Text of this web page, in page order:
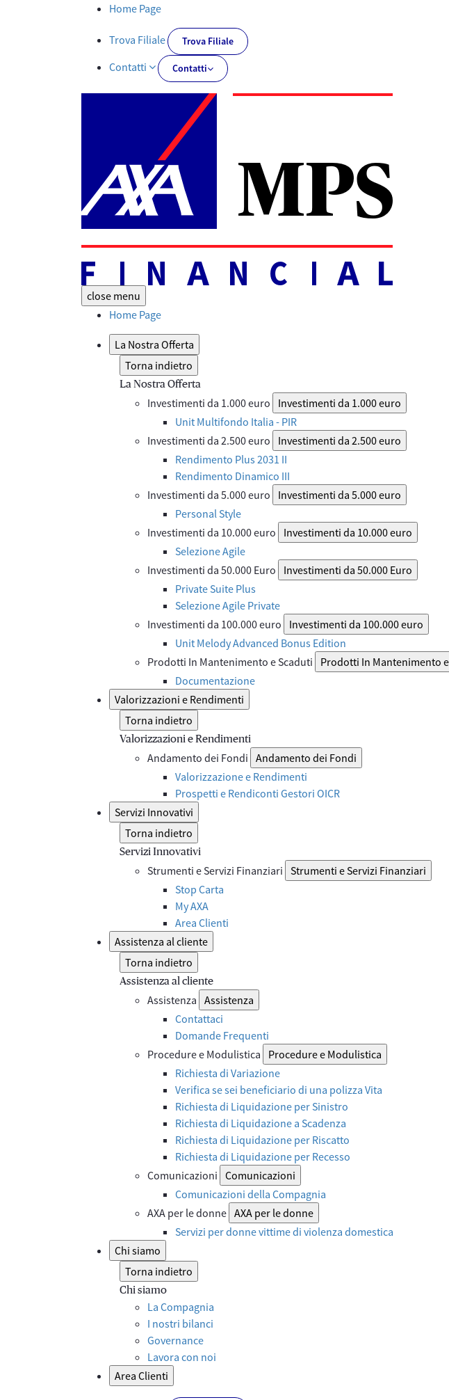
Liquidazione per riscatto polizza: procedura richiesta | AXA MPS Financial - AXA-
Home Page
Trova Filiale Trova Filiale
Contatti Contatti
close menu
Home Page
La Nostra Offerta
Torna indietro
La Nostra Offerta
Investimenti da 1.000 euro
Investimenti da 1.000 euro
Unit Multifondo Italia - PIR
Investimenti da 2.500 euro
Investimenti da 2.500 euro
Rendimento Plus 2031 II
Rendimento Dinamico III
Investimenti da 5.000 euro
Investimenti da 5.000 euro
Personal Style
Investimenti da 10.000 euro
Investimenti da 10.000 euro
Selezione Agile
Investimenti da 50.000 Euro
Investimenti da 50.000 Euro
Private Suite Plus
Selezione Agile Private
Investimenti da 100.000 euro
Investimenti da 100.000 euro
Unit Melody Advanced Bonus Edition
Prodotti In Mantenimento e Scaduti
Prodotti In Mantenimento
Documentazione
Valorizzazioni e Rendimenti
Torna indietro
Valorizzazioni e Rendimenti
Andamento dei Fondi Andamento dei Fondi
Valorizzazione e Rendimenti
Prospetti e Rendiconti Gestori OICR
Servizi Innovativi
Torna indietro
Servizi Innovativi
Strumenti e Servizi Finanziari Strumenti e Servizi Finanziari
Stop Carta
My AXA
Area Clienti
Assistenza al cliente
Torna indietro
Assistenza al cliente
Assistenza Assistenza
Contattaci
Domande Frequenti
Procedure e Modulistica
Procedure e Modulistica
Richiesta di Variazione
Verifica se sei beneficiario di una polizza Vita
Richiesta di Liquidazione per Sinistro
Richiesta di Liquidazione a Scadenza
Richiesta di Liquidazione per Riscatto
Richiesta di Liquidazione per Recesso
Comunicazioni Comunicazioni
Comunicazioni della Compagnia
AXA per le donne AXA per le donne
Servizi per donne vittime di violenza domestica
Chi siamo
Torna indietro
Chi siamo
La Compagnia
I nostri bilanci
Governance
Lavora con noi
Area Clienti